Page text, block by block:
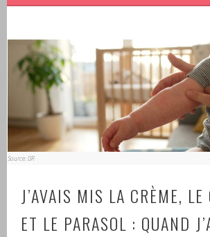
Source: DR
J’AVAIS MIS LA CRÈME, LE
ET LE PARASOL : QUAND